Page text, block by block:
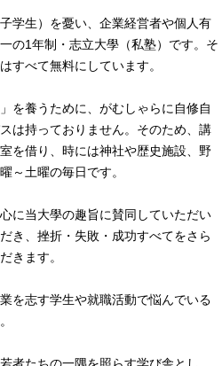
学生）を憂い、企業経営者や個人有
の1年制・志立大學（私塾）です。そ
すべて無料にしています。
を養うために、がむしゃらに自修自
は持っておりません。そのため、講
を借り、時には神社や歴史施設、野
～土曜の毎日です。
に当大學の趣旨に賛同していただい
き、挫折・失敗・成功すべてをさら
きます。
を志す学生や就職活動で悩んでいる